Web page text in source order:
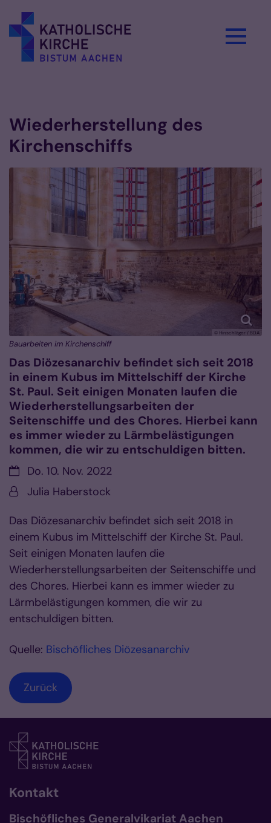
Wiederherstellung des
Kirchenschiffs
© Hinschläger / BDA
Bauarbeiten im Kirchenschiff
Das Diözesanarchiv befindet sich seit 2018
in einem Kubus im Mittelschiff der Kirche
St. Paul. Seit einigen Monaten laufen die
Wiederherstellungsarbeiten der
Seitenschiffe und des Chores. Hierbei kann
es immer wieder zu Lärmbelästigungen
kommen, die wir zu entschuldigen bitten.
Datum:Do. 10. Nov. 2022
Von:Julia Haberstock
Das Diözesanarchiv befindet sich seit 2018 in
einem Kubus im Mittelschiff der Kirche St. Paul.
Seit einigen Monaten laufen die
Wiederherstellungsarbeiten der Seitenschiffe und
des Chores. Hierbei kann es immer wieder zu
Lärmbelästigungen kommen, die wir zu
entschuldigen bitten.
Quelle: Bischöfliches Diözesanarchiv
Zurück
Kontakt
Bischöfliches Generalvikariat Aachen